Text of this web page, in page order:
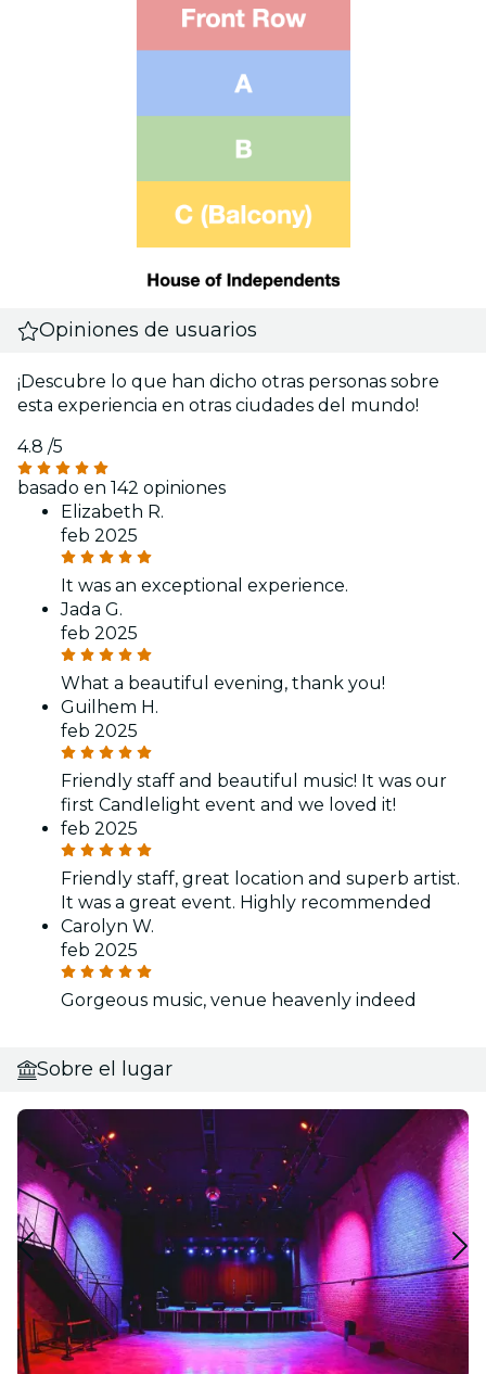
Opiniones de usuarios
¡Descubre lo que han dicho otras personas sobre
esta experiencia en otras ciudades del mundo!
4.8 /5
basado en 142 opiniones
Elizabeth R.
feb 2025
It was an exceptional experience.
Jada G.
feb 2025
What a beautiful evening, thank you!
Guilhem H.
feb 2025
Friendly staff and beautiful music! It was our
first Candlelight event and we loved it!
feb 2025
Friendly staff, great location and superb artist.
It was a great event. Highly recommended
Carolyn W.
feb 2025
Gorgeous music, venue heavenly indeed
Sobre el lugar